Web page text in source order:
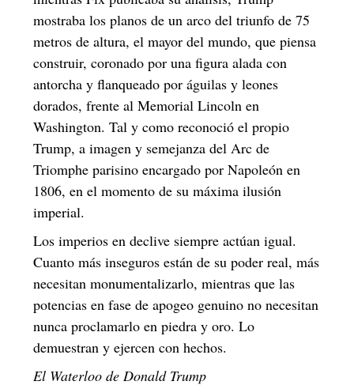
mostraba los planos de un arco del triunfo de 75
metros de altura, el mayor del mundo, que piensa
construir, coronado por una figura alada con
antorcha y flanqueado por águilas y leones
dorados, frente al Memorial Lincoln en
Washington. Tal y como reconoció el propio
Trump, a imagen y semejanza del Arc de
Triomphe parisino encargado por Napoleón en
1806, en el momento de su máxima ilusión
imperial.
Los imperios en declive siempre actúan igual.
Cuanto más inseguros están de su poder real, más
necesitan monumentalizarlo, mientras que las
potencias en fase de apogeo genuino no necesitan
nunca proclamarlo en piedra y oro. Lo
demuestran y ejercen con hechos.
El Waterloo de Donald Trump